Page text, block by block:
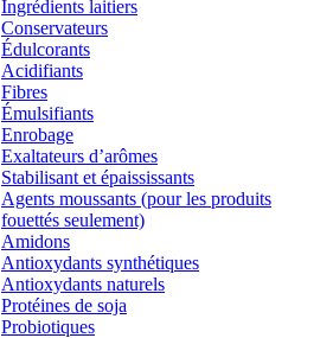
Ingrédients laitiers
Conservateurs
Édulcorants
Acidifiants
Fibres
Émulsifiants
Enrobage
Exaltateurs d’arômes
Stabilisant et épaississants
Agents moussants (pour les produits
fouettés seulement)
Amidons
Antioxydants synthétiques
Antioxydants naturels
Protéines de soja
Probiotiques